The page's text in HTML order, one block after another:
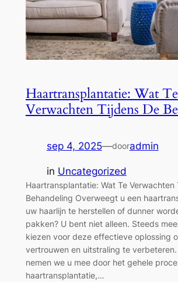
Haartransplantatie: Wat Te
Verwachten Tijdens De
sep 4, 2025—dooradmin
in Uncategorized
Haartransplantatie: Wat Te Verwachten
Behandeling Overweegt u een
uw haarlijn te herstellen of dunner
pakken? U bent niet alleen. Steeds
kiezen voor deze effectieve oplossing
vertrouwen en uitstraling te
nemen we u mee door het gehele
haartransplantatie,…